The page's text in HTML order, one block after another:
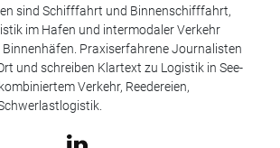
sind Schifffahrt und Binnenschifffahrt,
im Hafen und intermodaler Verkehr
Binnenhäfen. Praxiserfahrene Journalisten
und schreiben Klartext zu Logistik in See-
Verkehr, Reedereien,